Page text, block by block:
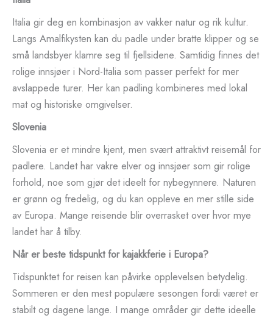
Italia gir deg en kombinasjon av vakker natur og rik kultur.
Langs Amalfikysten kan du padle under bratte klipper og se
små landsbyer klamre seg til fjellsidene. Samtidig finnes det
rolige innsjøer i Nord-Italia som passer perfekt for mer
avslappede turer. Her kan padling kombineres med lokal
mat og historiske omgivelser.
Slovenia
Slovenia er et mindre kjent, men svært attraktivt reisemål for
padlere. Landet har vakre elver og innsjøer som gir rolige
forhold, noe som gjør det ideelt for nybegynnere. Naturen
er grønn og fredelig, og du kan oppleve en mer stille side
av Europa. Mange reisende blir overrasket over hvor mye
landet har å tilby.
Når er beste tidspunkt for kajakkferie i Europa?
Tidspunktet for reisen kan påvirke opplevelsen betydelig.
Sommeren er den mest populære sesongen fordi været er
stabilt og dagene lange. I mange områder gir dette ideelle